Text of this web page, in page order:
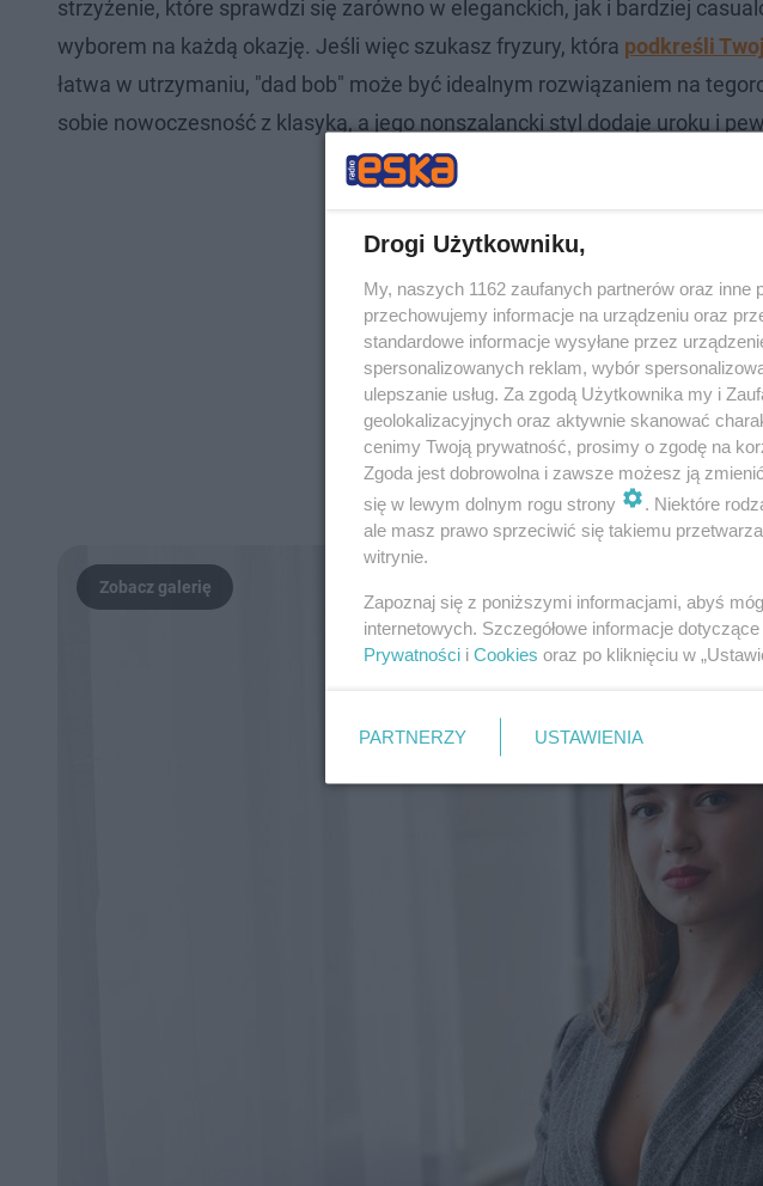
strzyżenie, które sprawdzi się zarówno w eleganckich, jak i bardziej
wyborem na każdą okazję. Jeśli więc szukasz fryzury, która podkreśli
łatwa w utrzymaniu, "dad bob" może być idealnym rozwiązaniem na
sobie nowoczesność z klasyką, a jego nonszalancki styl dodaje uroku i
Drogi Użytkowniku,
My, naszych 1162 zaufanych partnerów oraz
przechowujemy informacje na urządzeniu oraz
standardowe informacje wysyłane przez
spersonalizowanych reklam, wybór
ulepszanie usług. Za zgodą Użytkownika my i
geolokalizacyjnych oraz aktywnie skanować
cenimy Twoją prywatność, prosimy o zgodę na
Zgoda jest dobrowolna i zawsze możesz ją
się w lewym dolnym rogu strony
. Niektóre
ale masz prawo sprzeciwić się takiemu
witrynie.
Zapoznaj się z poniższymi informacjami, abyś
internetowych. Szczegółowe informacje
Prywatności i Cookies oraz po kliknięciu w
PARTNERZY USTAWIENIA